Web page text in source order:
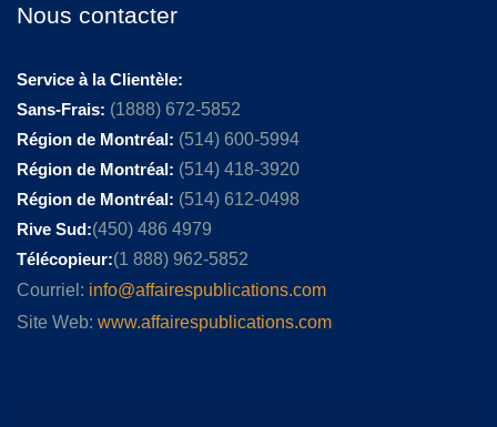
Nous contacter
Service à la Clientèle:
Sans-Frais: (1888) 672-5852
Région de Montréal: (514) 600-5994
Région de Montréal: (514) 418-3920
Région de Montréal: (514) 612-0498
Rive Sud:(450) 486 4979
Télécopieur:(1 888) 962-5852
Courriel: info@affairespublications.com
Site Web: www.affairespublications.com